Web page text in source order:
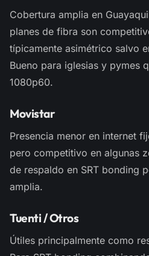
Cobertura amplia en
planes de fibra son
típicamente asimétrico salvo
Bueno para iglesias y pymes
1080p60.
Movistar
Presencia menor en internet
pero competitivo en algunas
de respaldo en SRT bonding
amplia.
Tuenti / Otros
Útiles principalmente como